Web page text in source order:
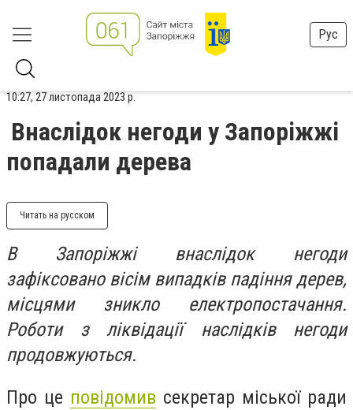
Рус
10:27, 27 листопада 2023 р.
Внаслідок негоди у Запоріжжі
попадали дерева
Читать на русском
В Запоріжжі внаслідок негоди
зафіксовано вісім випадків падіння дерев,
місцями зникло електропостачання.
Роботи з ліквідації наслідків негоди
продовжуються.
Про це повідомив секретар міської ради